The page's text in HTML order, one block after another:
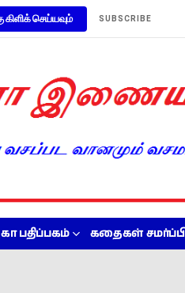
கிளிக் செய்யவும் SUBSCRIBE
பதிப்பகம் கதைகள்